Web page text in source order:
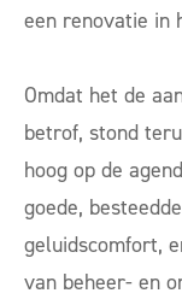
een renovatie in
Omdat het de
betrof, stond
hoog op de
goede,
geluidscomfort,
van beheer- en